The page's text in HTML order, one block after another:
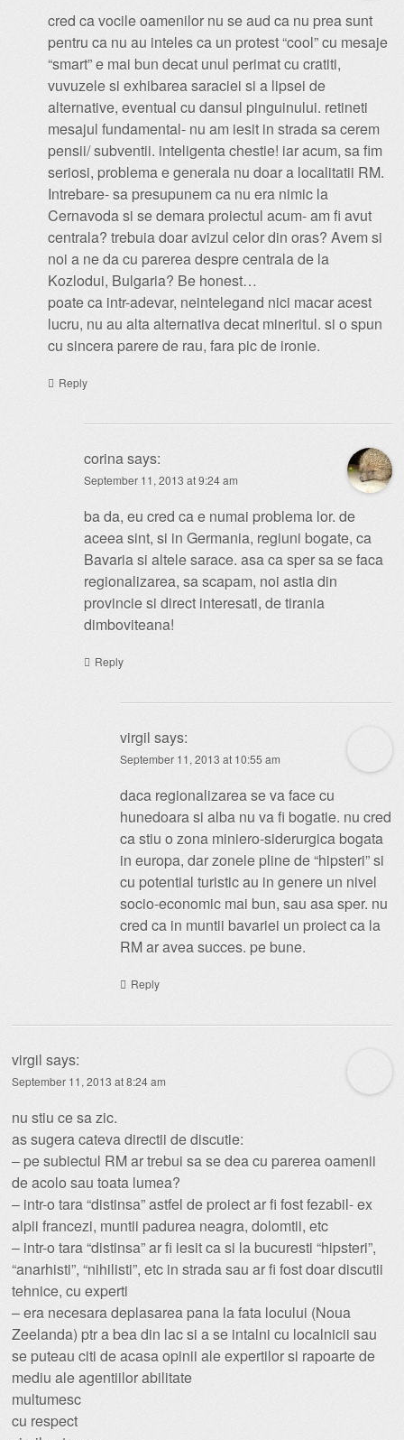
cred ca vocile oamenilor nu se aud ca nu prea sunt
pentru ca nu au inteles ca un protest “cool” cu mesaje
“smart” e mai bun decat unul perimat cu cratiti,
vuvuzele si exhibarea saraciei si a lipsei de
alternative, eventual cu dansul pinguinului. retineti
mesajul fundamental- nu am iesit in strada sa cerem
pensii/ subventii. inteligenta chestie! iar acum, sa fim
seriosi, problema e generala nu doar a localitatii RM.
Intrebare- sa presupunem ca nu era nimic la
Cernavoda si se demara proiectul acum- am fi avut
centrala? trebuia doar avizul celor din oras? Avem si
noi a ne da cu parerea despre centrala de la
Kozlodui, Bulgaria? Be honest…
poate ca intr-adevar, neintelegand nici macar acest
lucru, nu au alta alternativa decat mineritul. si o spun
cu sincera parere de rau, fara pic de ironie.
Reply
corinasays:
September 11, 2013 at 9:24 am
ba da, eu cred ca e numai problema lor. de
aceea sint, si in Germania, regiuni bogate, ca
Bavaria si altele sarace. asa ca sper sa se faca
regionalizarea, sa scapam, noi astia din
provincie si direct interesati, de tirania
dimboviteana!
Reply
virgil says:
September 11, 2013 at 10:55 am
daca regionalizarea se va face cu
hunedoara si alba nu va fi bogatie. nu cred
ca stiu o zona miniero-siderurgica bogata
in europa, dar zonele pline de “hipsteri” si
cu potential turistic au in genere un nivel
socio-economic mai bun, sau asa sper. nu
cred ca in muntii bavariei un proiect ca la
RM ar avea succes. pe bune.
Reply
virgil says:
September 11, 2013 at 8:24 am
nu stiu ce sa zic.
as sugera cateva directii de discutie:
– pe subiectul RM ar trebui sa se dea cu parerea oamenii
de acolo sau toata lumea?
– intr-o tara “distinsa” astfel de proiect ar fi fost fezabil- ex
alpii francezi, muntii padurea neagra, dolomtii, etc
– intr-o tara “distinsa” ar fi iesit ca si la bucuresti “hipsteri”,
“anarhisti”, “nihilisti”, etc in strada sau ar fi fost doar discutii
tehnice, cu experti
– era necesara deplasarea pana la fata locului (Noua
Zeelanda) ptr a bea din lac si a se intalni cu localnicii sau
se puteau citi de acasa opinii ale expertilor si rapoarte de
mediu ale agentiilor abilitate
multumesc
cu respect